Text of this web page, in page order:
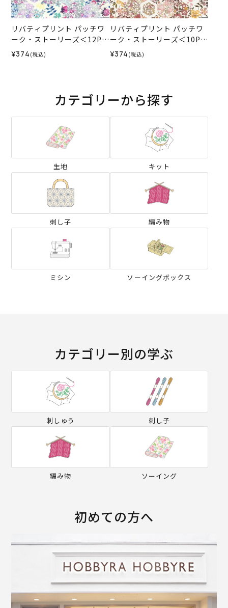
リバティプリント パッチワ
ーク・ストーリーズ＜12P＞
生地 （ホビーラホビーレオ
リジナル）2026SS
¥374 (税込)
リバティプリント パッチワ
ーク・ストーリーズ＜10P＞
生地 （ホビーラホビーレオ
リジナル）2025SS
¥374 (税込)
カテゴリーから探す
生地 キット
刺し子 編み物
ミシン ソーイングボックス
カテゴリー別の学ぶ
刺しゅう 刺し子
編み物 ソーイング
初めての方へ